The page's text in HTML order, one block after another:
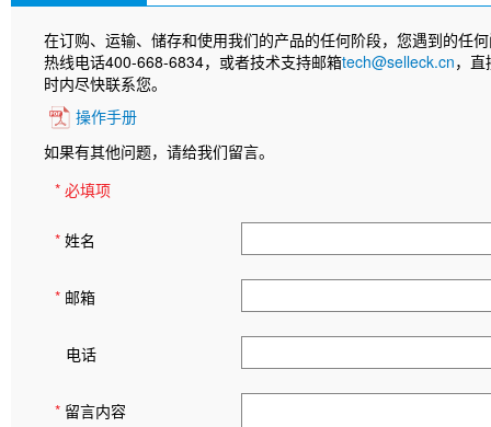
在订购、运输、储存和使用我们的产品的任何阶段，您遇到的任
热线电话400-668-6834，或者技术支持邮箱tech@selleck.cn，
时内尽快联系您。
操作手册
如果有其他问题，请给我们留言。
* 必填项
* 姓名
* 邮箱
电话
* 留言内容